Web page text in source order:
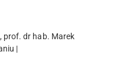
prof. dr hab. Marek
|